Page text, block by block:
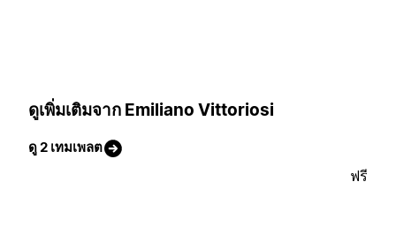
ดูเพิ่มเติมจาก Emiliano Vittoriosi
ดู 2 เทมเพลต
ฟรี